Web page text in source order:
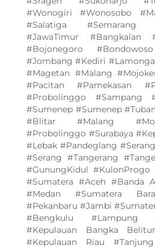
#Wonogiri #Wonosobo
#Salatiga #Semarang
#JawaTimur #Bangkalan
#Bojonegoro
#Jombang #Kediri
#Magetan #Malang
#Pacitan #Pamekasan
#Probolinggo #Sampang
#Sumenep #Sumenep
#Blitar #Malang
#Probolinggo #Surabaya
#Lebak #Pandeglang
#Serang #Tangerang
#GunungKidul #KulonProgo
#Sumatera #Aceh #Banda
#Medan #Sumatera
#Pekanbaru #Jambi
#Bengkulu #Lampung
#Kepulauan Bangka
#Kepulauan Riau